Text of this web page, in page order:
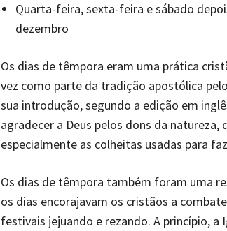
Quarta-feira, sexta-feira e sábado
dezembro
Os dias de têmpora eram uma prática
vez como parte da tradição apostólica
sua introdução, segundo a edição em
agradecer a Deus pelos dons da
especialmente as colheitas usadas para
Os dias de têmpora também foram uma
os dias encorajavam os cristãos a
festivais jejuando e rezando. A princípio,